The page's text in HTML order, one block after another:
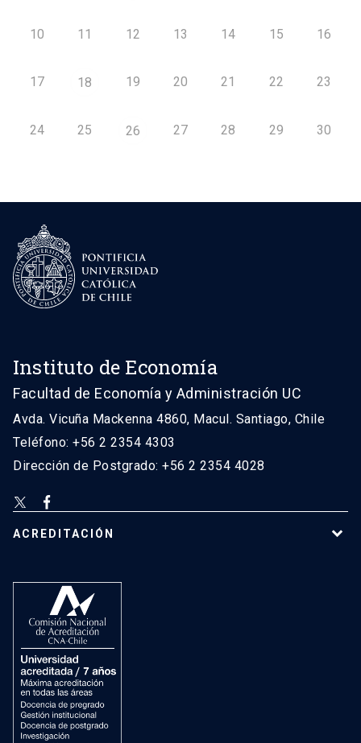
10 11 12 13 14 15 16
17 18 19 20 21 22 23
24 25 26 27 28 29 30
Instituto de Economía
Facultad de Economía y Administración UC
Avda. Vicuña Mackenna 4860, Macul. Santiago, Chile
Teléfono: +56 2 2354 4303
Dirección de Postgrado: +56 2 2354 4028
ACREDITACIÓN